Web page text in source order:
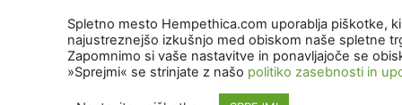
Spletno mesto Hempethica.com uporablja piškotke,
najustreznejšo izkušnjo med obiskom naše spletne
Zapomnimo si vaše nastavitve in ponavljajoče se
»Sprejmi« se strinjate z našo politiko zasebnosti in